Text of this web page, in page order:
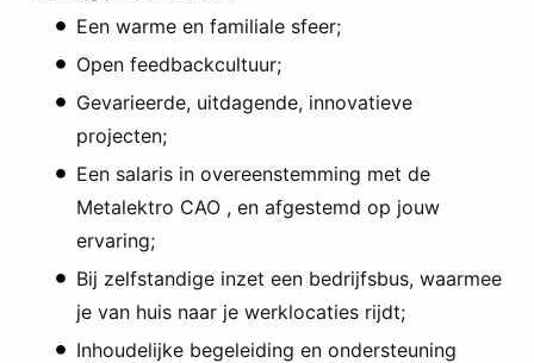
Een warme en familiale sfeer;
Open feedbackcultuur;
Gevarieerde, uitdagende, innovatieve
projecten;
Een salaris in overeenstemming met de
Metalektro CAO , en afgestemd op jouw
ervaring;
Bij zelfstandige inzet een bedrijfsbus, waarmee
je van huis naar je werklocaties rijdt;
Inhoudelijke begeleiding en ondersteuning